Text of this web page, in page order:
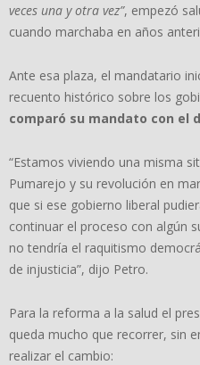
veces una y otra vez”, empezó
cuando marchaba en años
Ante esa plaza, el mandatario
recuento histórico sobre los
comparó su mandato con el
“Estamos viviendo una misma
Pumarejo y su revolución en
que si ese gobierno liberal
continuar el proceso con algún
no tendría el raquitismo
de injusticia”, dijo Petro.
Para la reforma a la salud el
queda mucho que recorrer, sin
realizar el cambio: